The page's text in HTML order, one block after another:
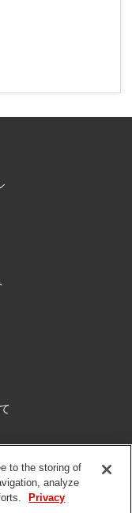
to the storing of
analyze
Privacy